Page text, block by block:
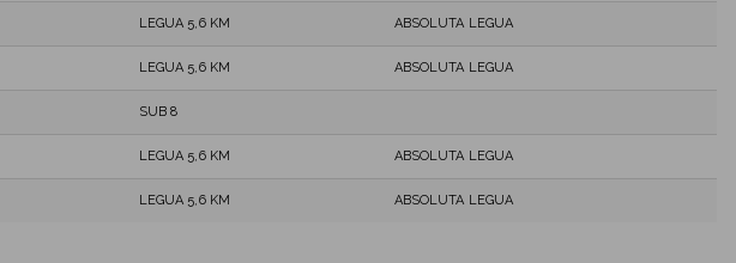
LEGUA 5,6 KM ABSOLUTA LEGUA
LEGUA 5,6 KM ABSOLUTA LEGUA
SUB 8
LEGUA 5,6 KM ABSOLUTA LEGUA
LEGUA 5,6 KM ABSOLUTA LEGUA